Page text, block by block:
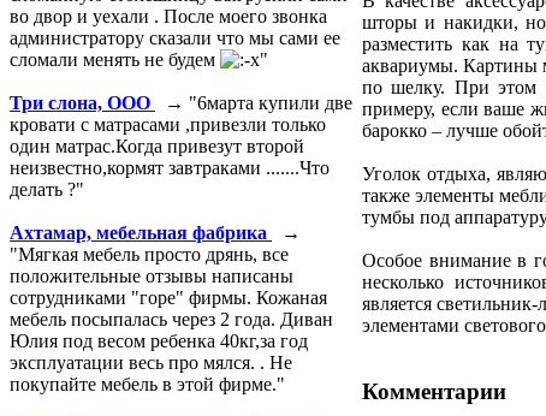
во двор и уехали . После моего звонка
администратору сказали что мы сами ее
сломали менять не будем
"
Три слона, ООО
→ "6марта купили две
кровати с матрасами ,привезли только
один матрас.Когда привезут второй
неизвестно,кормят завтраками .......Что
делать ?"
Ахтамар, мебельная фабрика
→
"Мягкая мебель просто дрянь, все
положительные отзывы написаны
сотрудниками "горе" фирмы. Кожаная
мебель посыпалась через 2 года. Диван
Юлия под весом ребенка 40кг,за год
эксплуатации весь про мялся. . Не
покупайте мебель в этой фирме."
шторы и накидки,
разместить как на
аквариумы. Картины
по шелку. При этом
примеру, если ваше
барокко – лучше
Уголок отдыха,
также элементы
тумбы под
Особое внимание в
несколько
является
элементами
Комментарии